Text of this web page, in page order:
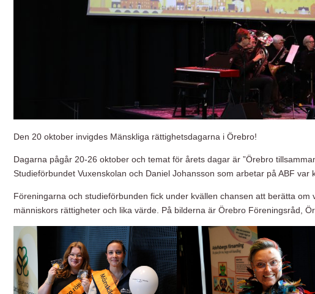
Den 20 oktober invigdes Mänskliga rättighetsdagarna i Örebro!
Dagarna pågår 20-26 oktober och temat för årets dagar är ”Örebro
Studieförbundet Vuxenskolan och Daniel Johansson som arbetar på ABF var
Föreningarna och studieförbunden fick under kvällen chansen att berätta om
människors rättigheter och lika värde. På bilderna är Örebro Föreningsråd,